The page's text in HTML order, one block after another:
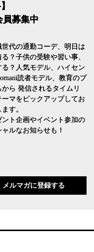
員募集中
世代の通勤コーデ、明日は
？子供の受験や習い事、
る？人気モデル、ハイセン
読者モデル、教育のプ
から 発信されるタイムリ
ーマをピックアップしてお
す。
ント企画やイベント参加の
ャルなお知らせも！
メルマガに登録する